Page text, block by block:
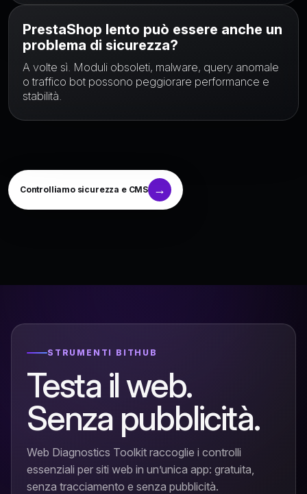
PrestaShop lento può essere anche un
problema di sicurezza?
A volte sì. Moduli obsoleti, malware, query anomale
o traffico bot possono peggiorare performance e
stabilità.
Controlliamo sicurezza e CMS
STRUMENTI BITHUB
Testa il web.
Senza pubblicità.
Web Diagnostics Toolkit raccoglie i controlli
essenziali per siti web in un’unica app: gratuita,
senza tracciamento e senza pubblicità.